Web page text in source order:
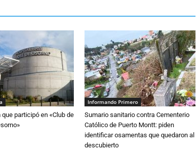
que participó en «Club de
Informando Primero
Sumario sanitario contra Cementerio
Católico de Puerto Montt: piden
identificar osamentas que quedaron al
descubierto